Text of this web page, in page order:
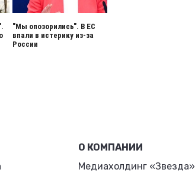
"Мы опозорились". В ЕС
впали в истерику из-за
России
О КОМПАНИИ
Медиахолдинг «Звезда»